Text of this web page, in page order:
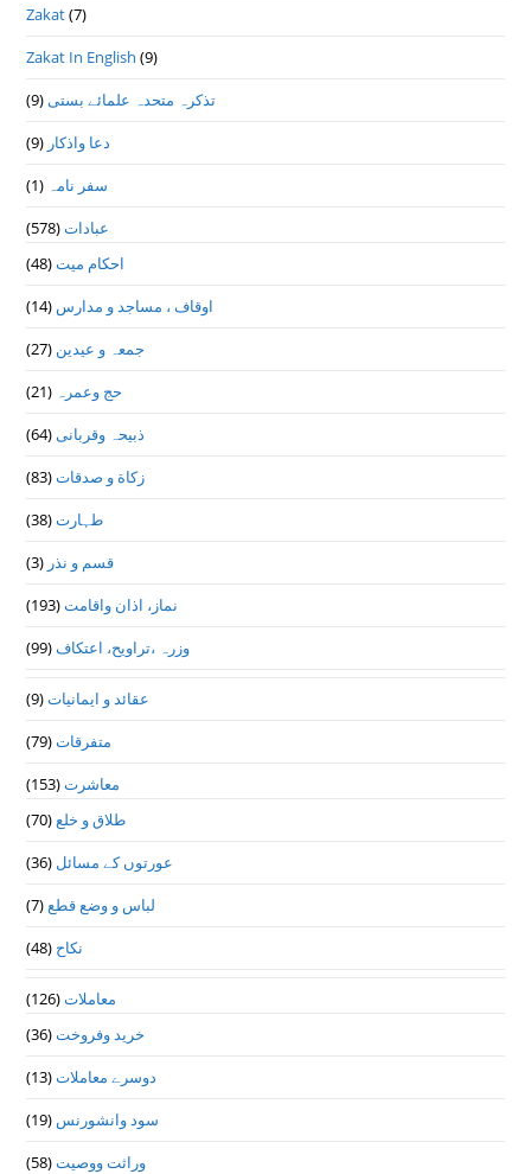
Zakat(7)
Zakat In English (9)
تذكرہ متحدہ علمائے بستى(9)
دعا واذكار (9)
سفر نامہ (1)
عبادات(578)
احکام میت(48)
اوقاف ، مساجد و مدارس (14)
جمعہ و عیدین (27)
حج وعمرہ (21)
ذبیحہ وقربانی(64)
زکاة و صدقات(83)
طہارت(38)
قسم و نذر (3)
نماز، اذان واقامت(193)
وزرہ ،تراويح، اعتكاف(99)
عقائد و ایمانیات(9)
متفرقات(79)
معاشرت(153)
طلاق و خلع(70)
عورتوں کے مسائل (36)
لباس و وضع قطع(7)
نکاح (48)
معاملات(126)
خرید وفروخت(36)
دوسرے معاملات(13)
سود وانشورنس (19)
وراثت ووصيت(58)